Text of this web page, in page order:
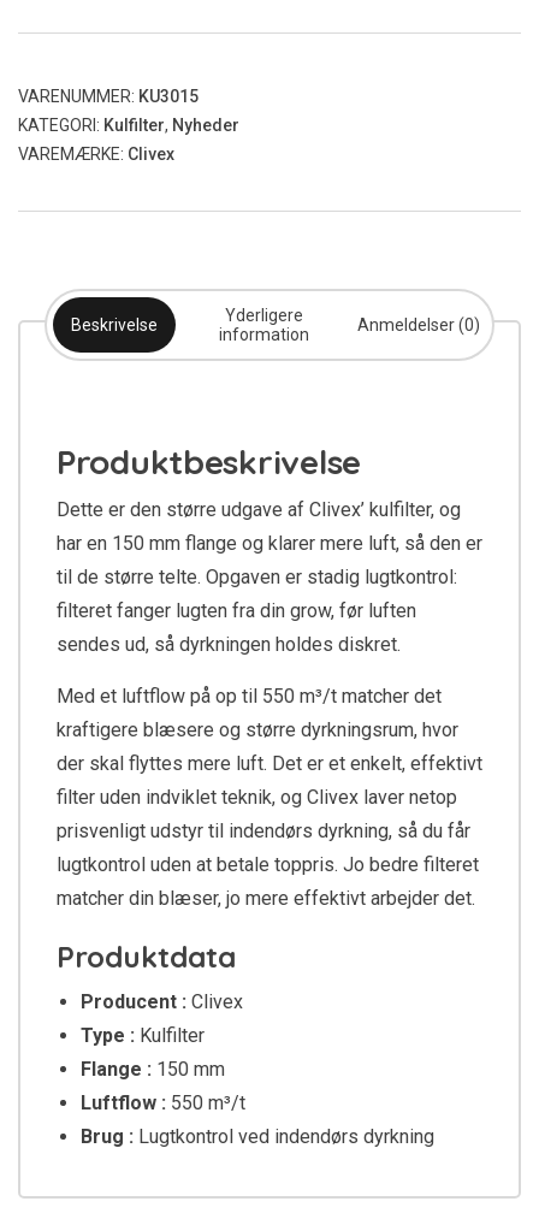
VARENUMMER: KU3015
KATEGORI: Kulfilter, Nyheder
VAREMÆRKE: Clivex
Beskrivelse
Yderligere
information
Anmeldelser (0)
Produktbeskrivelse
Dette er den større udgave af Clivex’ kulfilter, og
har en 150 mm flange og klarer mere luft, så den er
til de større telte. Opgaven er stadig lugtkontrol:
filteret fanger lugten fra din grow, før luften
sendes ud, så dyrkningen holdes diskret.
Med et luftflow på op til 550 m³/t matcher det
kraftigere blæsere og større dyrkningsrum, hvor
der skal flyttes mere luft. Det er et enkelt, effektivt
filter uden indviklet teknik, og Clivex laver netop
prisvenligt udstyr til indendørs dyrkning, så du får
lugtkontrol uden at betale toppris. Jo bedre filteret
matcher din blæser, jo mere effektivt arbejder det.
Produktdata
Producent : Clivex
Type : Kulfilter
Flange : 150 mm
Luftflow : 550 m³/t
Brug : Lugtkontrol ved indendørs dyrkning